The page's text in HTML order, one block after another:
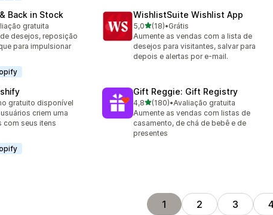
Back in Stock
todogratuita
desejos, reposição
para impulsionar
WishlistSuite Wishlist App
5,0de 5 estrelas
(18)
18 avaliações ao todo
•Grátis
Aumente as vendas com a lista de
desejos para visitantes, salvar para
depois e alertas por e-mail.
todo
gratuito disponível
criem uma
com seus itens
Gift Reggie: Gift Registry
4,8de 5 estrelas
(180)
180 avaliações ao todo
•Avaliação gratuita
Aumente as vendas com listas de
casamento, de chá de bebê e de
presentes
1 2 3 4